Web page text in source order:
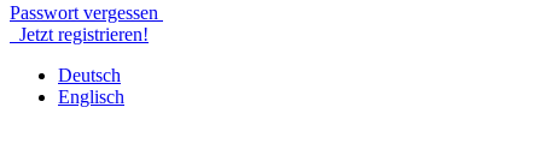
Passwort vergessen
Jetzt registrieren!
Deutsch
Englisch